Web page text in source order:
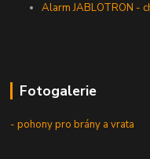
Alarm JABLOTRON -
Fotogalerie
- pohony pro brány a vrata